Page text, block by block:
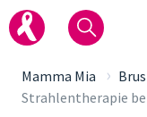
Mamma Mia ›
Strahlentherapie